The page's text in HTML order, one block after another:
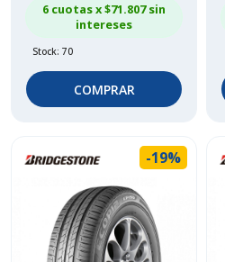
6 cuotas x $71.807sin
intereses
Stock: 70
COMPRAR
-19%